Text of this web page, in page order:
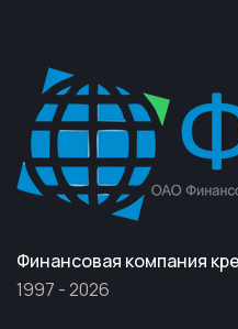
Финансовая компания
1997 - 2026